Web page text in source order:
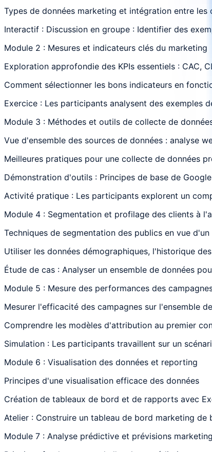
Types de données marketing et intégration entre les
Interactif : Discussion en groupe : Identifier des
Module 2 : Mesures et indicateurs clés du marketing
Exploration approfondie des KPIs essentiels : CAC,
Comment sélectionner les bons indicateurs en
Exercice : Les participants analysent des
Module 3 : Méthodes et outils de collecte de
Vue d'ensemble des sources de données : analyse
Meilleures pratiques pour une collecte de données
Démonstration d'outils : Principes de base de
Activité pratique : Les participants explorent un
Module 4 : Segmentation et profilage des clients à
Techniques de segmentation des publics en vue
Utiliser les données démographiques, l'historique
Étude de cas : Analyser un ensemble de données
Module 5 : Mesure des performances des
Mesurer l'efficacité des campagnes sur l'ensemble
Comprendre les modèles d'attribution au premier
Simulation : Les participants travaillent sur un
Module 6 : Visualisation des données et reporting
Principes d'une visualisation efficace des données
Création de tableaux de bord et de rapports avec
Atelier : Construire un tableau de bord marketing
Module 7 : Analyse prédictive et prévisions marketing